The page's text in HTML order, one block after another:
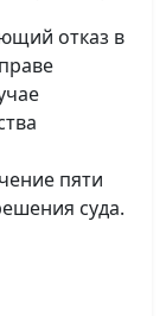
отказ в
пяти
суда.